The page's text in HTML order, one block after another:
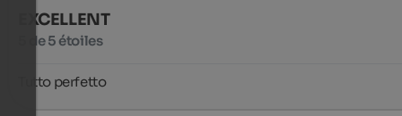
EXCELLENT
5 de 5 étoiles
Tutto perfetto